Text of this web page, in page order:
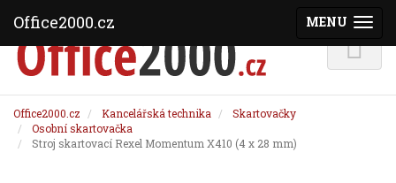
Office2000.cz Kancelářská technika
Skartovačky
Osobní skartovačka
Stroj skartovací Rexel Momentum X410 (4 x 28 mm)
MENU
Office2000.cz